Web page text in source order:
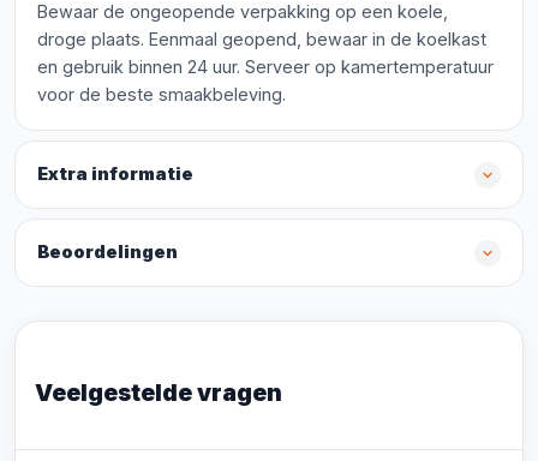
Bewaar de ongeopende verpakking op een koele,
droge plaats. Eenmaal geopend, bewaar in de koelkast
en gebruik binnen 24 uur. Serveer op kamertemperatuur
voor de beste smaakbeleving.
Extra informatie
Beoordelingen
Veelgestelde vragen